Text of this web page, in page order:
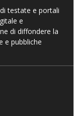
testate e portali
e
di diffondere la
e pubbliche